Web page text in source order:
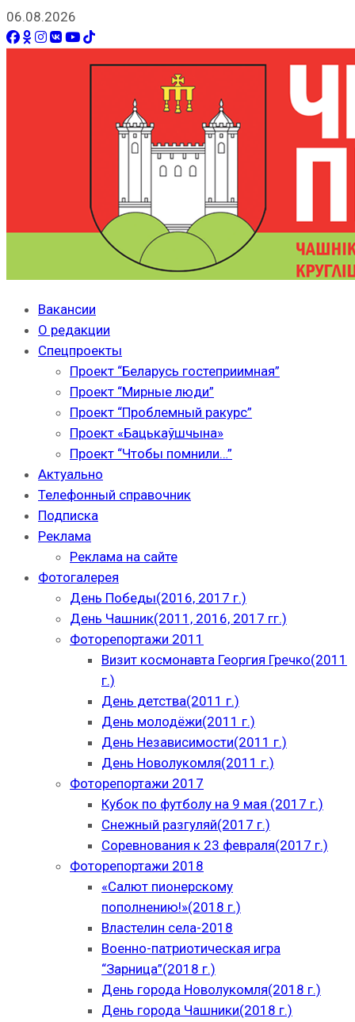
06.08.2026
Вакансии
О редакции
Спецпроекты
Проект “Беларусь гостеприимная”
Проект “Мирные люди”
Проект “Проблемный ракурс”
Проект «Бацькаўшчына»
Проект “Чтобы помнили…”
Актуально
Телефонный справочник
Подписка
Реклама
Реклама на сайте
Фотогалерея
День Победы(2016, 2017 г.)
День Чашник(2011, 2016, 2017 гг.)
Фоторепортажи 2011
Визит космонавта Георгия Гречко(2011
г.)
День детства(2011 г.)
День молодёжи(2011 г.)
День Независимости(2011 г.)
День Новолукомля(2011 г.)
Фоторепортажи 2017
Кубок по футболу на 9 мая (2017 г.)
Снежный разгуляй(2017 г.)
Соревнования к 23 февраля(2017 г.)
Фоторепортажи 2018
«Салют пионерскому
пополнению!»(2018 г.)
Властелин села-2018
Военно-патриотическая игра
“Зарница”(2018 г.)
День города Новолукомля(2018 г.)
День города Чашники(2018 г.)